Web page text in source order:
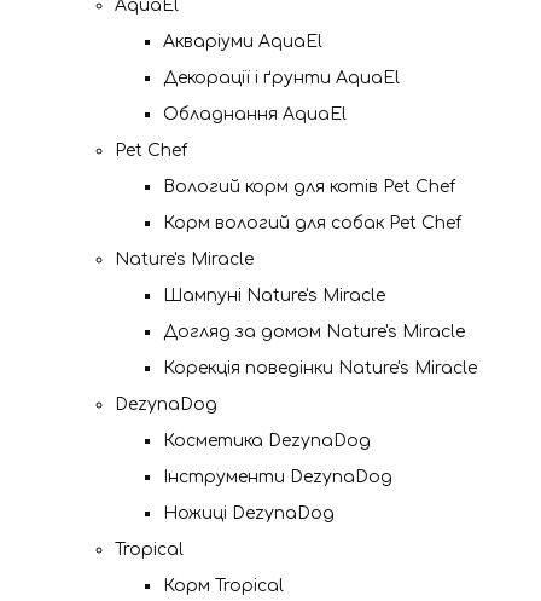
AquaEl
Акваріуми AquaEl
Декорації і ґрунти AquaEl
Обладнання AquaEl
Pet Chef
Вологий корм для котів Pet Chef
Корм вологий для собак Pet Chef
Nature's Miracle
Шампуні Nature's Miracle
Догляд за домом Nature's Miracle
Корекція поведінки Nature's Miracle
DezynaDog
Косметика DezynaDog
Інструменти DezynaDog
Ножиці DezynaDog
Tropical
Корм Tropical